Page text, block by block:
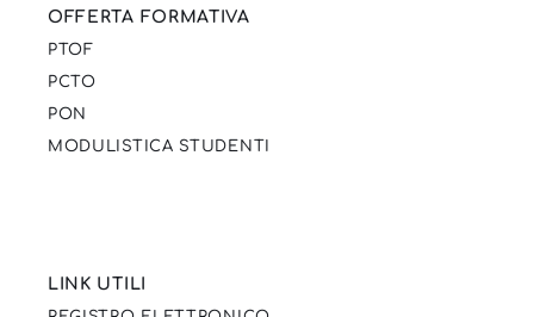
OFFERTA FORMATIVA
PTOF
PCTO
PON
MODULISTICA STUDENTI
LINK UTILI